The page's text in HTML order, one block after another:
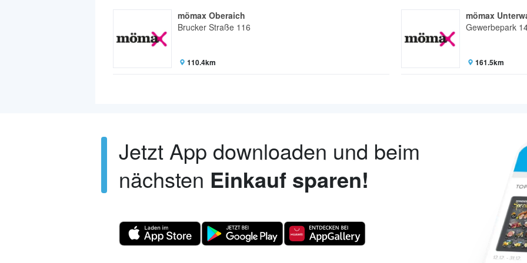
mömax Oberaich
Brucker Straße 116
110.4km
mömax
Gewerbepark
161.5km
Jetzt App downloaden und beim
nächsten Einkauf sparen!